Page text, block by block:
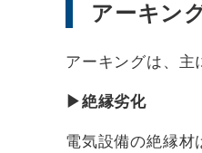
アーキン
アーキングは、主
▶絶縁劣化
電気設備の絶縁材